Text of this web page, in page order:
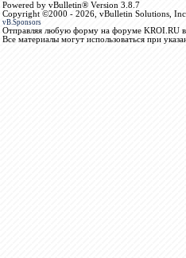
Powered by vBulletin® Version 3.8.7
Copyright ©2000 - 2026, vBulletin Solutions,
vB.Sponsors
Отправляя любую форму на форуме KROI.RU
Все материалы могут использоваться при